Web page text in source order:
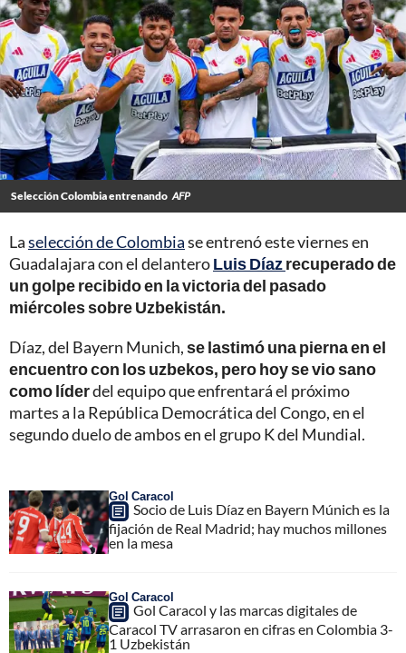
Selección Colombia entrenando AFP
Laselección de Colombiase entrenó este viernes en
Guadalajara con el delanteroLuis Díazrecuperado de
un golpe recibido en la victoria del pasado
miércoles sobre Uzbekistán.
Díaz, del Bayern Munich,se lastimó una pierna en el
encuentro con los uzbekos, pero hoy se vio sano
como líderdel equipo que enfrentará el próximo
martes a la República Democrática del Congo, en el
segundo duelo de ambos en el grupo K del Mundial.
Gol Caracol
Socio de Luis Díaz en Bayern Múnich es la
fijación de Real Madrid; hay muchos millones
en la mesa
Gol Caracol
Gol Caracol y las marcas digitales de
Caracol TV arrasaron en cifras en Colombia 3-
1 Uzbekistán